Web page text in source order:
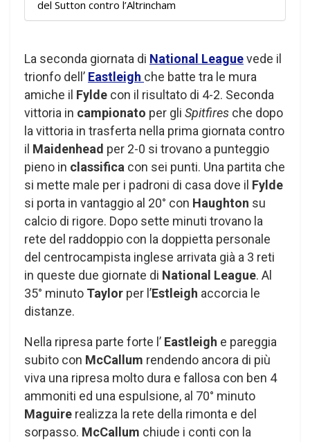
del Sutton contro l’Altrincham
La seconda giornata di National Leaguevede il
trionfo dell’ Eastleigh che batte tra le mura
amiche il Fylde con il risultato di 4-2. Seconda
vittoria in campionato per gli Spitfires che dopo
la vittoria in trasferta nella prima giornata contro
il Maidenhead per 2-0 si trovano a punteggio
pieno in classifica con sei punti. Una partita che
si mette male per i padroni di casa dove il Fylde
si porta in vantaggio al 20° con Haughton su
calcio di rigore. Dopo sette minuti trovano la
rete del raddoppio con la doppietta personale
del centrocampista inglese arrivata già a 3 reti
in queste due giornate di National League. Al
35° minuto Taylor per l’Estleigh accorcia le
distanze.
Nella ripresa parte forte l’ Eastleigh e pareggia
subito con McCallum rendendo ancora di più
viva una ripresa molto dura e fallosa con ben 4
ammoniti ed una espulsione, al 70° minuto
Maguire realizza la rete della rimonta e del
sorpasso. McCallum chiude i conti con la